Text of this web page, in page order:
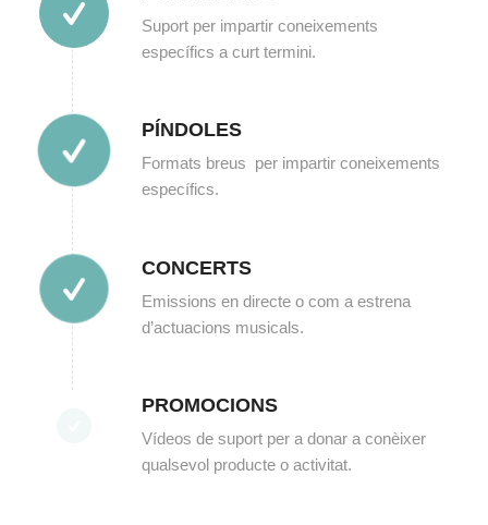
Suport per impartir coneixements
específics a curt termini.
PÍNDOLES
Formats breus per impartir coneixements
específics.
CONCERTS
Emissions en directe o com a estrena
d’actuacions musicals.
PROMOCIONS
Vídeos de suport per a donar a conèixer
qualsevol producte o activitat.